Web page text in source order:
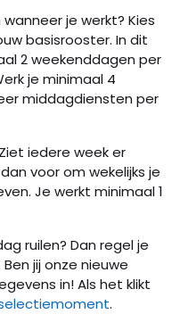
je werkt? Kies
basisrooster. In dit
2 weekenddagen per
je minimaal 4
middagdiensten per
iedere week er
voor om wekelijks je
Je werkt minimaal 1
ruilen? Dan regel je
jij onze nieuwe
in! Als het klikt
.